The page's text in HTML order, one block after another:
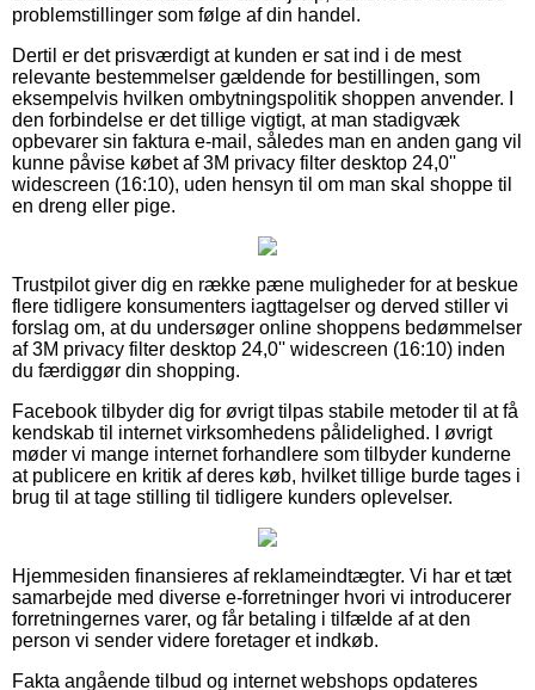
problemstillinger som følge af din handel.
Dertil er det prisværdigt at kunden er sat ind i de mest
relevante bestemmelser gældende for bestillingen, som
eksempelvis hvilken ombytningspolitik shoppen anvender. I
den forbindelse er det tillige vigtigt, at man stadigvæk
opbevarer sin faktura e-mail, således man en anden gang vil
kunne påvise købet af 3M privacy filter desktop 24,0''
widescreen (16:10), uden hensyn til om man skal shoppe til
en dreng eller pige.
Trustpilot giver dig en række pæne muligheder for at beskue
flere tidligere konsumenters iagttagelser og derved stiller vi
forslag om, at du undersøger online shoppens bedømmelser
af 3M privacy filter desktop 24,0'' widescreen (16:10) inden
du færdiggør din shopping.
Facebook tilbyder dig for øvrigt tilpas stabile metoder til at få
kendskab til internet virksomhedens pålidelighed. I øvrigt
møder vi mange internet forhandlere som tilbyder kunderne
at publicere en kritik af deres køb, hvilket tillige burde tages i
brug til at tage stilling til tidligere kunders oplevelser.
Hjemmesiden finansieres af reklameindtægter. Vi har et tæt
samarbejde med diverse e-forretninger hvori vi introducerer
forretningernes varer, og får betaling i tilfælde af at den
person vi sender videre foretager et indkøb.
Fakta angående tilbud og internet webshops opdateres